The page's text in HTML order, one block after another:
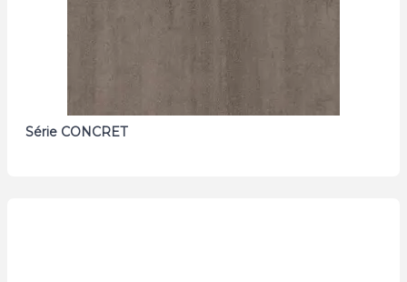
Série CONCRET